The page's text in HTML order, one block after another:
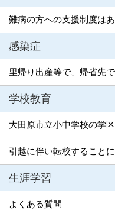
難病の方への支援制度は
感染症
学校教育
大田原市立小中学校の学
生涯学習
よくある質問